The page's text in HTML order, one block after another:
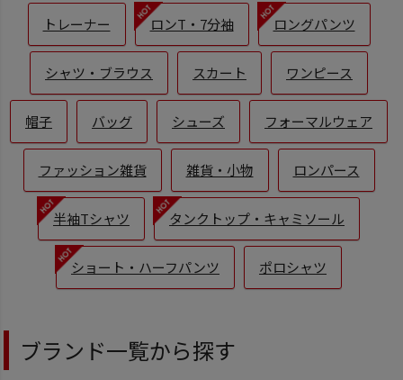
トレーナー ロンT・7分袖 ロングパンツ
シャツ・ブラウス スカート ワンピース
帽子 バッグ シューズ フォーマルウェア
ファッション雑貨 雑貨・小物 ロンパース
半袖Tシャツ タンクトップ・キャミソール
ショート・ハーフパンツ ポロシャツ
ブランド一覧から探す